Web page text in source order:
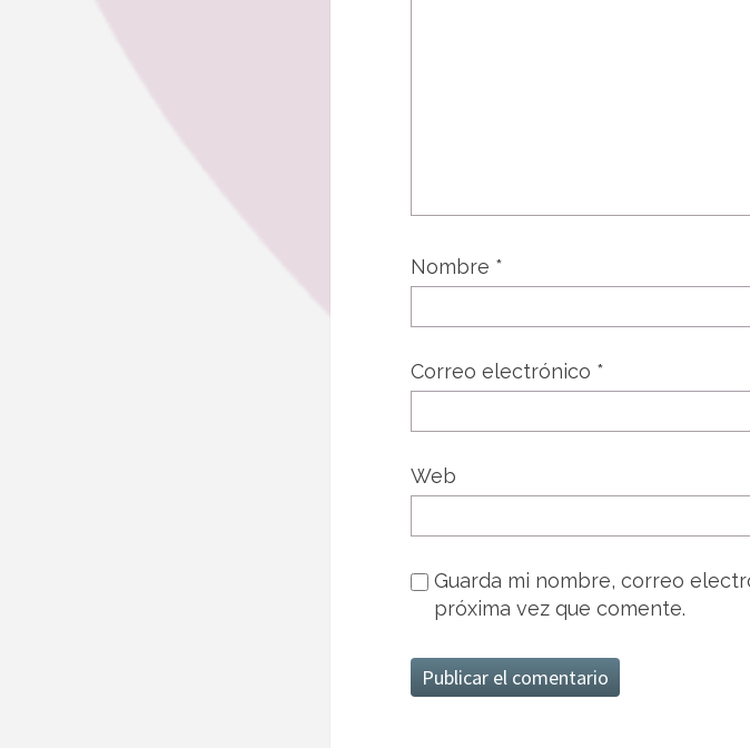
Nombre *
Correo electrónico *
Web
Guarda mi nombre, correo
próxima vez que comente.